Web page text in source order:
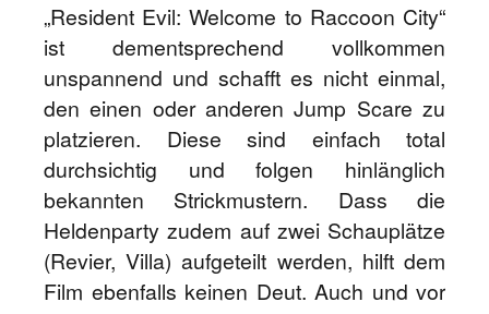
„Resident Evil: Welcome to Raccoon City“
ist dementsprechend vollkommen
unspannend und schafft es nicht einmal,
den einen oder anderen Jump Scare zu
platzieren. Diese sind einfach total
durchsichtig und folgen hinlänglich
bekannten Strickmustern. Dass die
Heldenparty zudem auf zwei Schauplätze
(Revier, Villa) aufgeteilt werden, hilft dem
Film ebenfalls keinen Deut. Auch und vor